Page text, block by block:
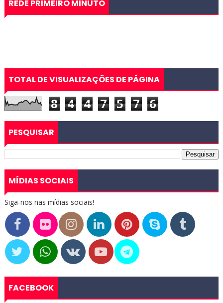
REDE PRIMEIRO MINUTO
TOTAL DE VISUALIZAÇÕES DE PÁGINA
8 4 4 7 5 7 6
PESQUISAR
MÍDIAS SOCIAIS
Siga-nos nas mídias sociais!
FACEBOOK